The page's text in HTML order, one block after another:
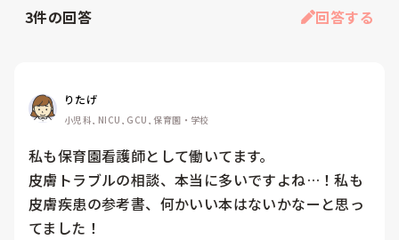
3件の回答 回答する
りたげ
小児科, NICU, GCU, 保育園・学校
私も保育園看護師として働いてます。
皮膚トラブルの相談、本当に多いですよね…！私も
皮膚疾患の参考書、何かいい本はないかなーと思っ
てました！